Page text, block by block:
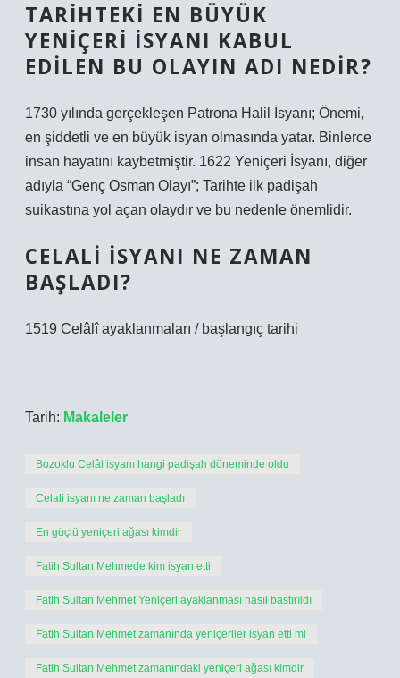
TARIHTEKI EN BÜYÜK
YENIÇERI ISYANI KABUL
EDILEN BU OLAYIN ADI NEDIR?
1730 yılında gerçekleşen Patrona Halil İsyanı; Önemi,
en şiddetli ve en büyük isyan olmasında yatar. Binlerce
insan hayatını kaybetmiştir. 1622 Yeniçeri İsyanı, diğer
adıyla “Genç Osman Olayı”; Tarihte ilk padişah
suikastına yol açan olaydır ve bu nedenle önemlidir.
CELALI ISYANI NE ZAMAN
BAŞLADI?
1519 Celâlî ayaklanmaları / başlangıç ​​tarihi
Tarih: Makaleler
Bozoklu Celâl isyanı hangi padişah döneminde oldu
Celali isyanı ne zaman başladı
En güçlü yeniçeri ağası kimdir
Fatih Sultan Mehmede kim isyan etti
Fatih Sultan Mehmet Yeniçeri ayaklanması nasıl bastırıldı
Fatih Sultan Mehmet zamanında yeniçeriler isyan etti mi
Fatih Sultan Mehmet zamanındaki yeniçeri ağası kimdir